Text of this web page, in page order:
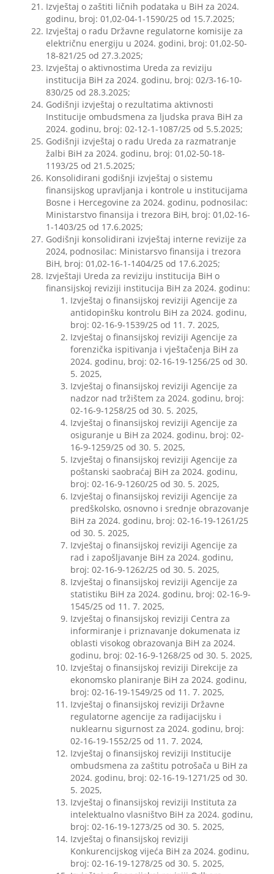
Izvještaj o zaštiti ličnih podataka u BiH za 2024.
godinu, broj: 01,02-04-1-1590/25 od 15.7.2025;
Izvještaj o radu Državne regulatorne komisije za
električnu energiju u 2024. godini, broj: 01,02-50-
18-821/25 od 27.3.2025;
Izvještaj o aktivnostima Ureda za reviziju
institucija BiH za 2024. godinu, broj: 02/3-16-10-
830/25 od 28.3.2025;
Godišnji izvještaj o rezultatima aktivnosti
Institucije ombudsmena za ljudska prava BiH za
2024. godinu, broj: 02-12-1-1087/25 od 5.5.2025;
Godišnji izvještaj o radu Ureda za razmatranje
žalbi BiH za 2024. godinu, broj: 01,02-50-18-
1193/25 od 21.5.2025;
Konsolidirani godišnji izvještaj o sistemu
finansijskog upravljanja i kontrole u institucijama
Bosne i Hercegovine za 2024. godinu, podnosilac:
Ministarstvo finansija i trezora BiH, broj: 01,02-16-
1-1403/25 od 17.6.2025;
Godišnji konsolidirani izvještaj interne revizije za
2024, podnosilac: Ministarsvo finansija i trezora
BiH, broj: 01,02-16-1-1404/25 od 17.6.2025;
Izvještaji Ureda za reviziju institucija BiH o
finansijskoj reviziji institucija BiH za 2024. godinu:
Izvještaj o finansijskoj reviziji Agencije za
antidopinšku kontrolu BiH za 2024. godinu,
broj: 02-16-9-1539/25 od 11. 7. 2025,
Izvještaj o finansijskoj reviziji Agencije za
forenzička ispitivanja i vještačenja BiH za
2024. godinu, broj: 02-16-19-1256/25 od 30.
5. 2025,
Izvještaj o finansijskoj reviziji Agencije za
nadzor nad tržištem za 2024. godinu, broj:
02-16-9-1258/25 od 30. 5. 2025,
Izvještaj o finansijskoj reviziji Agencije za
osiguranje u BiH za 2024. godinu, broj: 02-
16-9-1259/25 od 30. 5. 2025,
Izvještaj o finansijskoj reviziji Agencije za
poštanski saobraćaj BiH za 2024. godinu,
broj: 02-16-9-1260/25 od 30. 5. 2025,
Izvještaj o finansijskoj reviziji Agencije za
predškolsko, osnovno i srednje obrazovanje
BiH za 2024. godinu, broj: 02-16-19-1261/25
od 30. 5. 2025,
Izvještaj o finansijskoj reviziji Agencije za
rad i zapošljavanje BiH za 2024. godinu,
broj: 02-16-9-1262/25 od 30. 5. 2025,
Izvještaj o finansijskoj reviziji Agencije za
statistiku BiH za 2024. godinu, broj: 02-16-9-
1545/25 od 11. 7. 2025,
Izvještaj o finansijskoj reviziji Centra za
informiranje i priznavanje dokumenata iz
oblasti visokog obrazovanja BiH za 2024.
godinu, broj: 02-16-9-1268/25 od 30. 5. 2025,
Izvještaj o finansijskoj reviziji Direkcije za
ekonomsko planiranje BiH za 2024. godinu,
broj: 02-16-19-1549/25 od 11. 7. 2025,
Izvještaj o finansijskoj reviziji Državne
regulatorne agencije za radijacijsku i
nuklearnu sigurnost za 2024. godinu, broj:
02-16-19-1552/25 od 11. 7. 2024,
Izvještaj o finansijskoj reviziji Institucije
ombudsmena za zaštitu potrošača u BiH za
2024. godinu, broj: 02-16-19-1271/25 od 30.
5. 2025,
Izvještaj o finansijskoj reviziji Instituta za
intelektualno vlasništvo BiH za 2024. godinu,
broj: 02-16-19-1273/25 od 30. 5. 2025,
Izvještaj o finansijskoj reviziji
Konkurencijskog vijeća BiH za 2024. godinu,
broj: 02-16-19-1278/25 od 30. 5. 2025,